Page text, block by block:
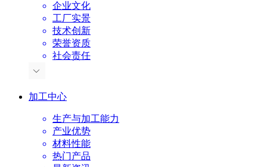
企业文化
工厂实景
技术创新
荣誉资质
社会责任
加工中心
生产与加工能力
产业优势
材料性能
热门产品